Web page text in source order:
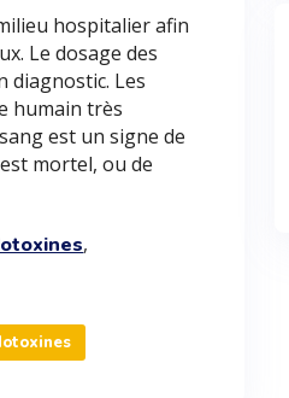
hospitalier afin
Le dosage des
diagnostic. Les
humain très
est un signe de
mortel, ou de
,